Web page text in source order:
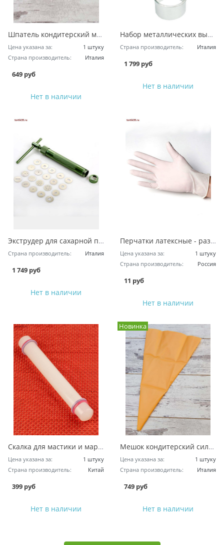
Шпатель кондитерский металлический 120x120 мм
Цена указана за:
1 штуку
Страна производитель:
Италия
649 руб
Нет в наличии
Набор металлических вырубок - Круг
Страна производитель: Италия
1 799 руб
Нет в наличии
Экструдер для сахарной пасты
Страна производитель: Италия
1 749 руб
Нет в наличии
Перчатки латексные - размер L
Цена указана за:
1 штуку
Страна производитель:
Россия
11 руб
Нет в наличии
Скалка для мастики и марципана, гладкая
Цена указана за:
1 штуку
Страна производитель:
Китай
399 руб
Нет в наличии
Новинка
Мешок кондитерский силиконовый - Поверфлекс 40см.
Цена указана за:
1 штуку
Страна производитель:
Италия
749 руб
Нет в наличии